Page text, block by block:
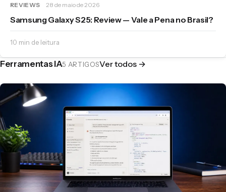
REVIEWS 28 de maio de 2026
Samsung Galaxy S25: Review — Vale a Pena no Brasil?
10 min de leitura
Ferramentas IA5 ARTIGOSVer todos →